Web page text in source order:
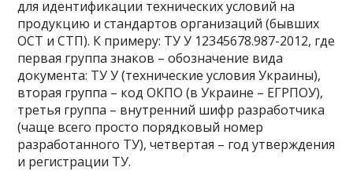
для идентификации технических условий на
продукцию и стандартов организаций (бывших
ОСТ и СТП). К примеру: ТУ У 12345678.987-2012, где
первая группа знаков – обозначение вида
документа: ТУ У (технические условия Украины),
вторая группа – код ОКПО (в Украине – ЕГРПОУ),
третья группа – внутренний шифр разработчика
(чаще всего просто порядковый номер
разработанного ТУ), четвертая – год утверждения
и регистрации ТУ.